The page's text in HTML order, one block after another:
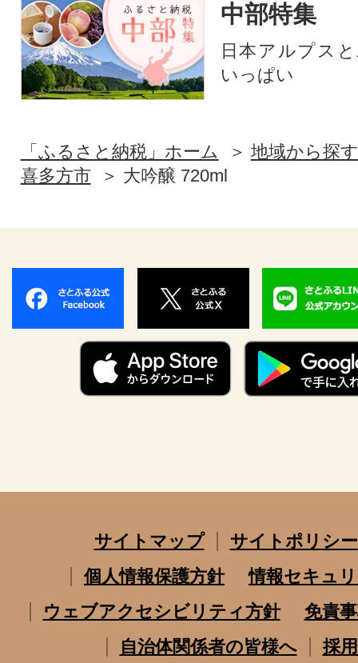
中部特集
日本アルプス
いっぱい
「ふるさと納税」ホーム
地域から探す
喜多方市
大吟醸 720ml
サイトマップ
サイトポリシー
個人情報保護方針
情報セキュ
ウェブアクセシビリティ方針
免責
自治体関係者の皆様へ
採